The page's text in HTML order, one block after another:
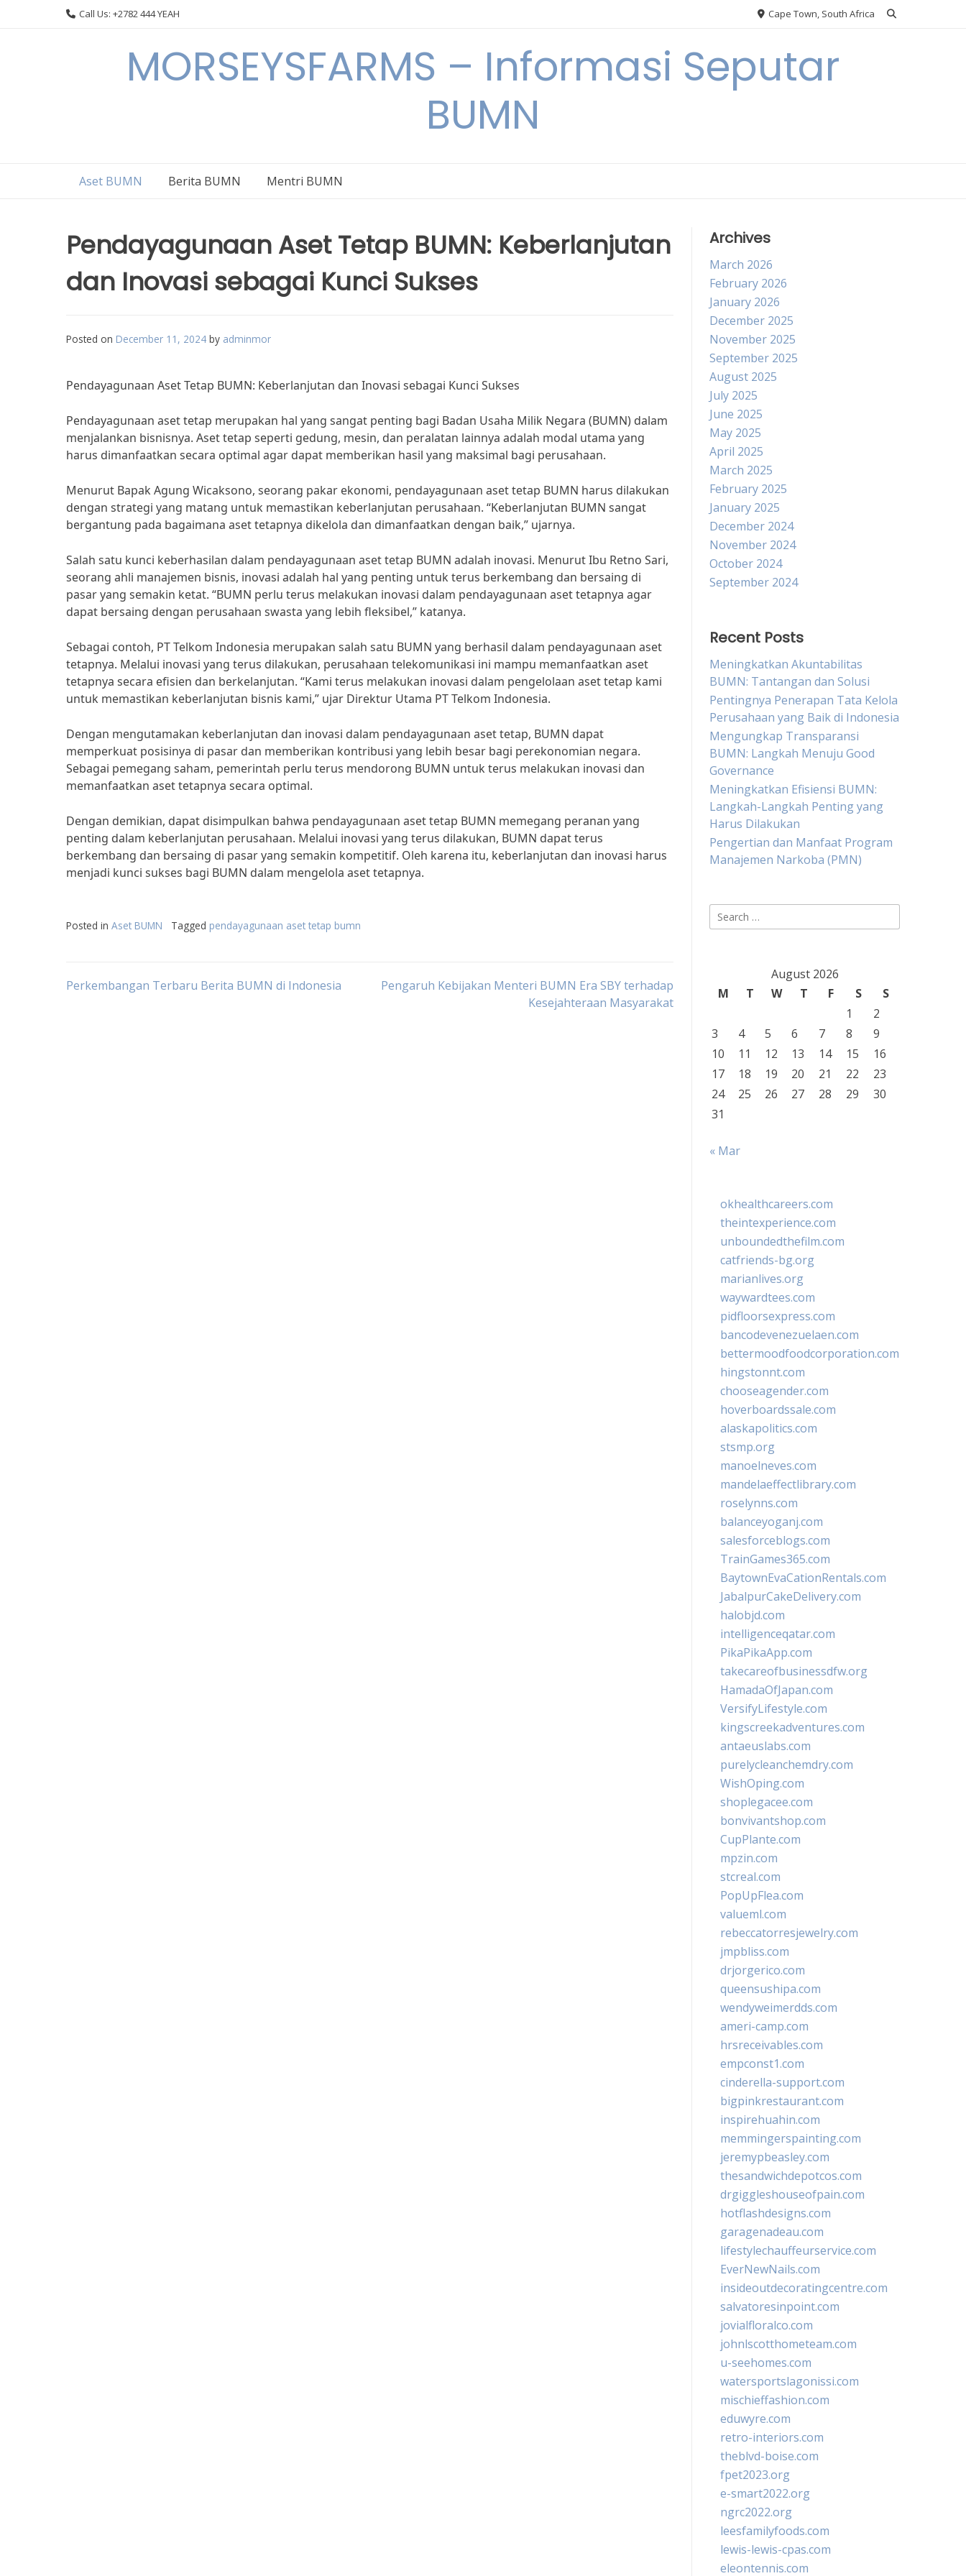
Call Us: +2782 444 YEAH Cape Town, South Africa
MORSEYSFARMS – Informasi Seputar
BUMN
Aset BUMN Berita BUMN Mentri BUMN
Pendayagunaan Aset Tetap BUMN: Keberlanjutan
dan Inovasi sebagai Kunci Sukses
Posted on December 11, 2024 by adminmor
Pendayagunaan Aset Tetap BUMN: Keberlanjutan dan Inovasi sebagai Kunci Sukses
Pendayagunaan aset tetap merupakan hal yang sangat penting bagi Badan Usaha Milik Negara (BUMN) dalam
menjalankan bisnisnya. Aset tetap seperti gedung, mesin, dan peralatan lainnya adalah modal utama yang
harus dimanfaatkan secara optimal agar dapat memberikan hasil yang maksimal bagi perusahaan.
Menurut Bapak Agung Wicaksono, seorang pakar ekonomi, pendayagunaan aset tetap BUMN harus dilakukan
dengan strategi yang matang untuk memastikan keberlanjutan perusahaan. “Keberlanjutan BUMN sangat
bergantung pada bagaimana aset tetapnya dikelola dan dimanfaatkan dengan baik,” ujarnya.
Salah satu kunci keberhasilan dalam pendayagunaan aset tetap BUMN adalah inovasi. Menurut Ibu Retno Sari,
seorang ahli manajemen bisnis, inovasi adalah hal yang penting untuk terus berkembang dan bersaing di
pasar yang semakin ketat. “BUMN perlu terus melakukan inovasi dalam pendayagunaan aset tetapnya agar
dapat bersaing dengan perusahaan swasta yang lebih fleksibel,” katanya.
Sebagai contoh, PT Telkom Indonesia merupakan salah satu BUMN yang berhasil dalam pendayagunaan aset
tetapnya. Melalui inovasi yang terus dilakukan, perusahaan telekomunikasi ini mampu memanfaatkan aset
tetapnya secara efisien dan berkelanjutan. “Kami terus melakukan inovasi dalam pengelolaan aset tetap kami
untuk memastikan keberlanjutan bisnis kami,” ujar Direktur Utama PT Telkom Indonesia.
Dengan mengutamakan keberlanjutan dan inovasi dalam pendayagunaan aset tetap, BUMN dapat
memperkuat posisinya di pasar dan memberikan kontribusi yang lebih besar bagi perekonomian negara.
Sebagai pemegang saham, pemerintah perlu terus mendorong BUMN untuk terus melakukan inovasi dan
memanfaatkan aset tetapnya secara optimal.
Dengan demikian, dapat disimpulkan bahwa pendayagunaan aset tetap BUMN memegang peranan yang
penting dalam keberlanjutan perusahaan. Melalui inovasi yang terus dilakukan, BUMN dapat terus
berkembang dan bersaing di pasar yang semakin kompetitif. Oleh karena itu, keberlanjutan dan inovasi harus
menjadi kunci sukses bagi BUMN dalam mengelola aset tetapnya.
Posted in Aset BUMN Tagged pendayagunaan aset tetap bumn
Post
Perkembangan Terbaru Berita BUMN di Indonesia
Pengaruh Kebijakan Menteri BUMN Era SBY terhadap
Kesejahteraan Masyarakat
Archives
March 2026
February 2026
January 2026
December 2025
November 2025
September 2025
August 2025
July 2025
June 2025
May 2025
April 2025
March 2025
February 2025
January 2025
December 2024
November 2024
October 2024
September 2024
Recent Posts
Meningkatkan Akuntabilitas
BUMN: Tantangan dan Solusi
Pentingnya Penerapan Tata Kelola
Perusahaan yang Baik di Indonesia
Mengungkap Transparansi
BUMN: Langkah Menuju Good
Governance
Meningkatkan Efisiensi BUMN:
Langkah-Langkah Penting yang
Harus Dilakukan
Pengertian dan Manfaat Program
Manajemen Narkoba (PMN)
Search
for:
August 2026
M
T W T F S
S
1
2
3
4 5 6 7 8
9
10
11 12 13 14 15
16
17
18 19 20 21 22
23
24
25 26 27 28 29
30
31
« Mar
okhealthcareers.com
theintexperience.com
unboundedthefilm.com
catfriends-bg.org
marianlives.org
waywardtees.com
pidfloorsexpress.com
bancodevenezuelaen.com
bettermoodfoodcorporation.com
hingstonnt.com
chooseagender.com
hoverboardssale.com
alaskapolitics.com
stsmp.org
manoelneves.com
mandelaeffectlibrary.com
roselynns.com
balanceyoganj.com
salesforceblogs.com
TrainGames365.com
BaytownEvaCationRentals.com
JabalpurCakeDelivery.com
halobjd.com
intelligenceqatar.com
PikaPikaApp.com
takecareofbusinessdfw.org
HamadaOfJapan.com
VersifyLifestyle.com
kingscreekadventures.com
antaeuslabs.com
purelycleanchemdry.com
WishOping.com
shoplegacee.com
bonvivantshop.com
CupPlante.com
mpzin.com
stcreal.com
PopUpFlea.com
valueml.com
rebeccatorresjewelry.com
jmpbliss.com
drjorgerico.com
queensushipa.com
wendyweimerdds.com
ameri-camp.com
hrsreceivables.com
empconst1.com
cinderella-support.com
bigpinkrestaurant.com
inspirehuahin.com
memmingerspainting.com
jeremypbeasley.com
thesandwichdepotcos.com
drgiggleshouseofpain.com
hotflashdesigns.com
garagenadeau.com
lifestylechauffeurservice.com
EverNewNails.com
insideoutdecoratingcentre.com
salvatoresinpoint.com
jovialfloralco.com
johnlscotthometeam.com
u-seehomes.com
watersportslagonissi.com
mischieffashion.com
eduwyre.com
retro-interiors.com
theblvd-boise.com
fpet2023.org
e-smart2022.org
ngrc2022.org
leesfamilyfoods.com
lewis-lewis-cpas.com
eleontennis.com